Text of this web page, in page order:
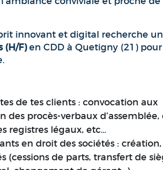
innovant et digital recherche
(H/F)en CDD à Quetigny (21) pour
de tes clients : convocation aux
des procès-verbaux d’assemblée,
registres légaux, etc…
en droit des sociétés : création,
(cessions de parts, transfert de